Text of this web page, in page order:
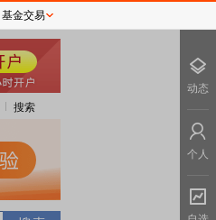
搜索
基金交易
动态
个人